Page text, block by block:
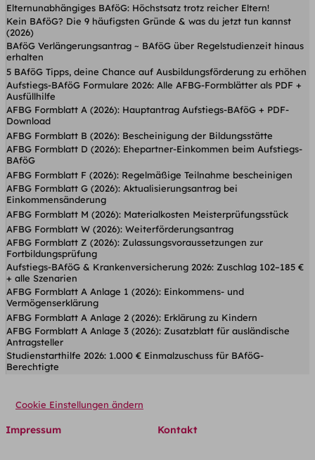
Elternunabhängiges BAföG: Höchstsatz trotz reicher Eltern!
Kein BAföG? Die 9 häufigsten Gründe & was du jetzt tun kannst
(2026)
BAföG Verlängerungsantrag ~ BAföG über Regelstudienzeit hinaus
erhalten
5 BAföG Tipps, deine Chance auf Ausbildungsförderung zu erhöhen
Aufstiegs-BAföG Formulare 2026: Alle AFBG-Formblätter als PDF +
Ausfüllhilfe
AFBG Formblatt A (2026): Hauptantrag Aufstiegs-BAföG + PDF-
Download
AFBG Formblatt B (2026): Bescheinigung der Bildungsstätte
AFBG Formblatt D (2026): Ehepartner-Einkommen beim Aufstiegs-
BAföG
AFBG Formblatt F (2026): Regelmäßige Teilnahme bescheinigen
AFBG Formblatt G (2026): Aktualisierungsantrag bei
Einkommensänderung
AFBG Formblatt M (2026): Materialkosten Meisterprüfungsstück
AFBG Formblatt W (2026): Weiterförderungsantrag
AFBG Formblatt Z (2026): Zulassungsvoraussetzungen zur
Fortbildungsprüfung
Aufstiegs-BAföG & Krankenversicherung 2026: Zuschlag 102–185 €
+ alle Szenarien
AFBG Formblatt A Anlage 1 (2026): Einkommens- und
Vermögenserklärung
AFBG Formblatt A Anlage 2 (2026): Erklärung zu Kindern
AFBG Formblatt A Anlage 3 (2026): Zusatzblatt für ausländische
Antragsteller
Studienstarthilfe 2026: 1.000 € Einmalzuschuss für BAföG-
Berechtigte
Cookie Einstellungen ändern
Impressum Kontakt